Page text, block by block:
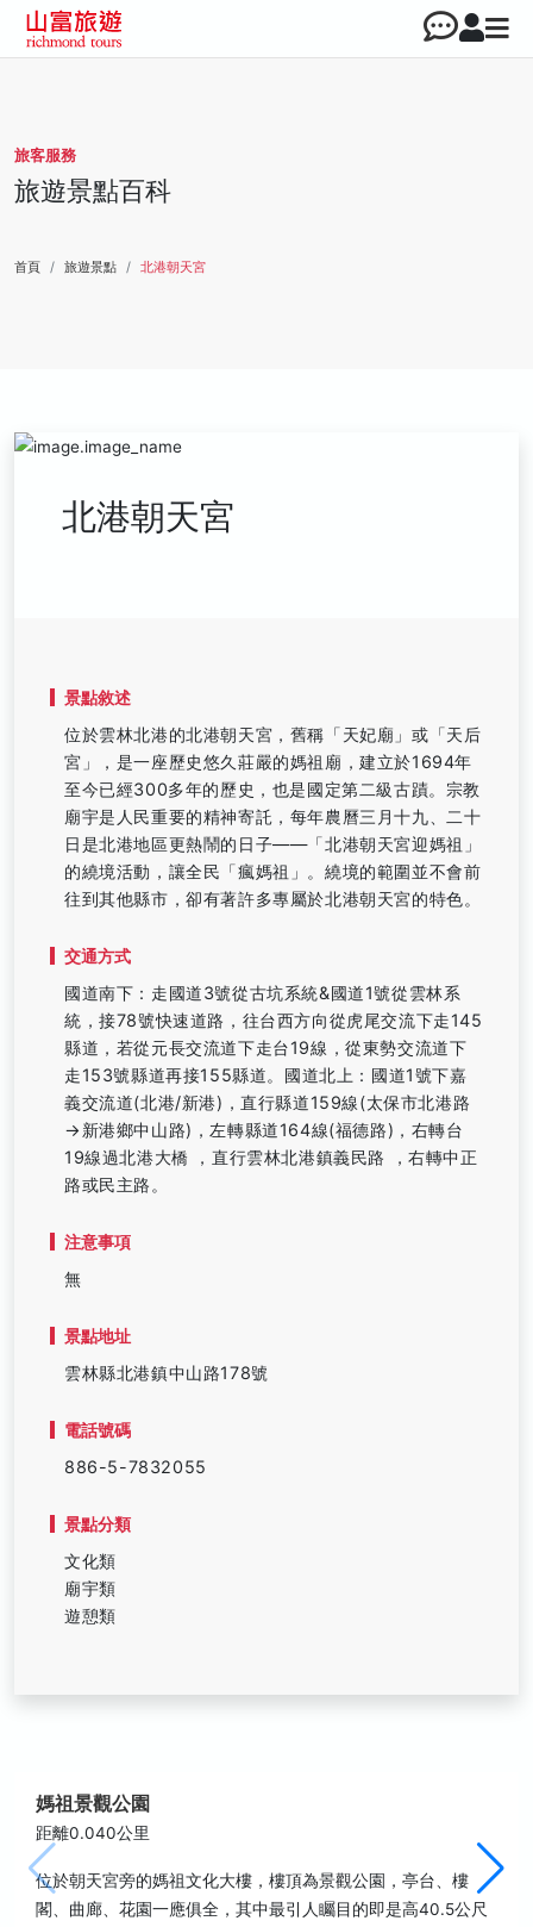
旅客服務
旅遊景點百科
首頁 旅遊景點 北港朝天宮
北港朝天宮
景點敘述
位於雲林北港的北港朝天宮，舊稱「天妃廟」或「天后
宮」，是一座歷史悠久莊嚴的媽祖廟，建立於1694年
至今已經300多年的歷史，也是國定第二級古蹟。宗教
廟宇是人民重要的精神寄託，每年農曆三月十九、二十
日是北港地區更熱鬧的日子——「北港朝天宮迎媽祖」
的繞境活動，讓全民「瘋媽祖」。繞境的範圍並不會前
往到其他縣市，卻有著許多專屬於北港朝天宮的特色。
交通方式
國道南下：走國道3號從古坑系統&國道1號從雲林系
統，接78號快速道路，往台西方向從虎尾交流下走145
縣道，若從元長交流道下走台19線，從東勢交流道下
走153號縣道再接155縣道。國道北上：國道1號下嘉
義交流道(北港/新港)，直行縣道159線(太保市北港路
→新港鄉中山路)，左轉縣道164線(福德路)，右轉台
19線過北港大橋 ，直行雲林北港鎮義民路 ，右轉中正
路或民主路。
注意事項
無
景點地址
雲林縣北港鎮中山路178號
電話號碼
886-5-7832055
景點分類
文化類
廟宇類
遊憩類
媽祖景觀公園
距離0.040公里
位於朝天宮旁的媽祖文化大樓，樓頂為景觀公園，亭台、樓
閣、曲廊、花園一應俱全，其中最引人矚目的即是高40.5公尺